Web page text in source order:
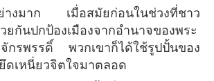
ย่างมาก เมื่อสมัยก่อนในช่วงที่ชาว
ยกันปกป้องเมืองจากอำนาจของพระ
กรพรรดิ์ พวกเขาก็ได้ใช้รูปปั้นของ
ยึดเหนี่ยวจิตใจมาตลอด